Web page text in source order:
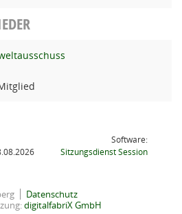
Software:
SitzungsdienstSession(Wird in
Datenschutz
digitalfabriX GmbH